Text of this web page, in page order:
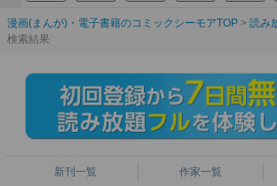
漫画(まんが)・電子書籍のコミックシーモアTOP 読み
検索結果
新刊一覧 作家一覧